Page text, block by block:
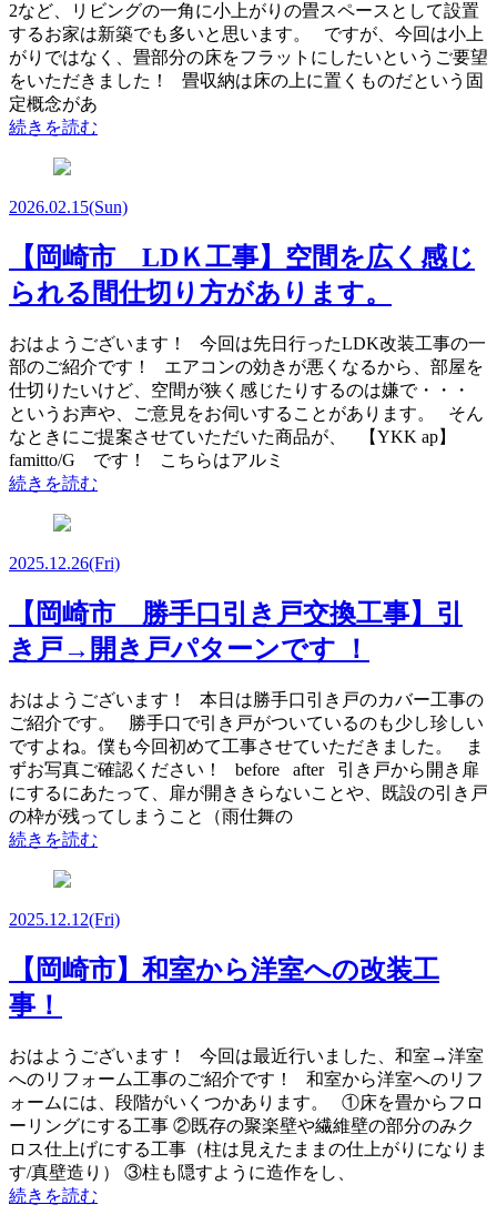
2など、リビングの一角に小上がりの畳スペースとして設置
するお家は新築でも多いと思います。 ですが、今回は小上
がりではなく、畳部分の床をフラットにしたいというご要望
をいただきました！ 畳収納は床の上に置くものだという固
定概念があ
続きを読む
2026.02.15(Sun)
【岡崎市 LDＫ工事】空間を広く感じ
られる間仕切り方があります。
おはようございます！ 今回は先日行ったLDK改装工事の一
部のご紹介です！ エアコンの効きが悪くなるから、部屋を
仕切りたいけど、空間が狭く感じたりするのは嫌で・・・
というお声や、ご意見をお伺いすることがあります。 そん
なときにご提案させていただいた商品が、 【YKK ap】
famitto/G です！ こちらはアルミ
続きを読む
2025.12.26(Fri)
【岡崎市 勝手口引き戸交換工事】引
き戸→開き戸パターンです ！
おはようございます！ 本日は勝手口引き戸のカバー工事の
ご紹介です。 勝手口で引き戸がついているのも少し珍しい
ですよね。僕も今回初めて工事させていただきました。 ま
ずお写真ご確認ください！ before after 引き戸から開き扉
にするにあたって、扉が開ききらないことや、既設の引き戸
の枠が残ってしまうこと（雨仕舞の
続きを読む
2025.12.12(Fri)
【岡崎市】和室から洋室への改装工
事！
おはようございます！ 今回は最近行いました、和室→洋室
へのリフォーム工事のご紹介です！ 和室から洋室へのリフ
ォームには、段階がいくつかあります。 ①床を畳からフロ
ーリングにする工事 ②既存の聚楽壁や繊維壁の部分のみク
ロス仕上げにする工事（柱は見えたままの仕上がりになりま
す/真壁造り） ③柱も隠すように造作をし、
続きを読む